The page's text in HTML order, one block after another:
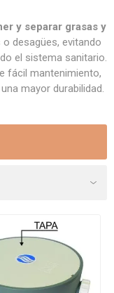
y separar grasas y
desagües, evitando
el sistema sanitario.
fácil mantenimiento,
mayor durabilidad.